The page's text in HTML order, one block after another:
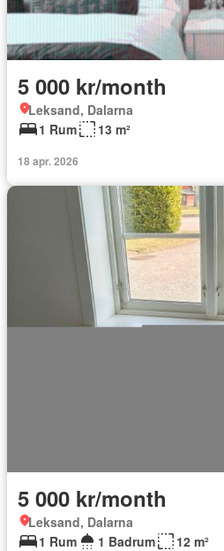
5 000 kr/month
Leksand, Dalarna
1 Rum
13 m²
18 apr. 2026
5 000 kr/month
Leksand, Dalarna
1 Rum
1 Badrum
12 m²